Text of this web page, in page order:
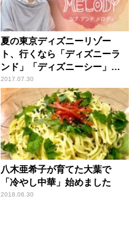
夏の東京ディズニーリゾー
ト、行くなら「ディズニーラ
ンド」「ディズニーシー」ど
っち？【八木亜希子LOVE &
MELODY】
2017.07.30
八木亜希子が育てた大葉で
「冷やし中華」始めました
2018.06.30